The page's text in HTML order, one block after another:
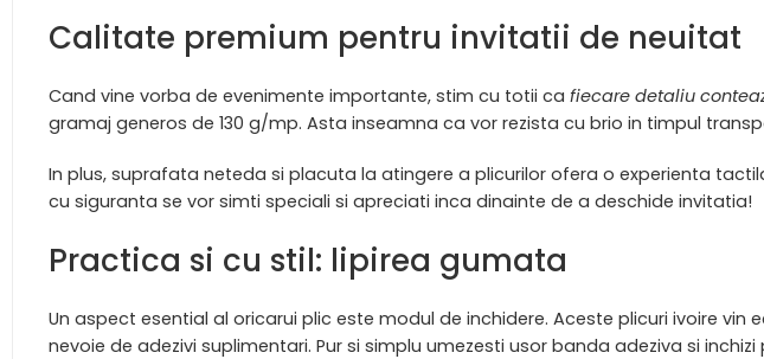
Calitate premium pentru invitatii de neuitat
Cand vine vorba de evenimente importante, stim cu totii ca fiecare detaliu
gramaj generos de 130 g/mp. Asta inseamna ca vor rezista cu brio in timpul
In plus, suprafata neteda si placuta la atingere a plicurilor ofera o experienta
cu siguranta se vor simti speciali si apreciati inca dinainte de a deschide invitatia!
Practica si cu stil: lipirea gumata
Un aspect esential al oricarui plic este modul de inchidere. Aceste plicuri ivoire vin
nevoie de adezivi suplimentari. Pur si simplu umezesti usor banda adeziva si